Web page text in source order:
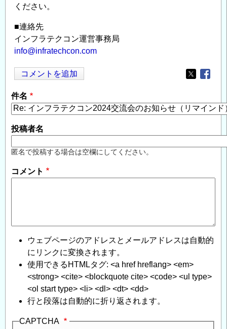
ください。
■連絡先
インフラテクコン運営事務局
info@infratechcon.com
コメントを追加
Opens in
件名
投稿者名
匿名で投稿する場合は空欄にしてください。
コメント
ウェブページのアドレスとメールアドレスは自動的
にリンクに変換されます。
使用できるHTMLタグ: <a href hreflang> <em>
<strong> <cite> <blockquote cite> <code> <ul type>
<ol start type> <li> <dl> <dt> <dd>
行と段落は自動的に折り返されます。
CAPTCHA